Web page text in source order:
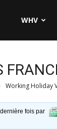
WHV
Working Holiday
fois par